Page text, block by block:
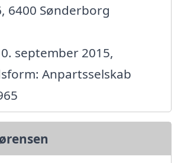
6400 Sønderborg
september 2015,
Anpartsselskab